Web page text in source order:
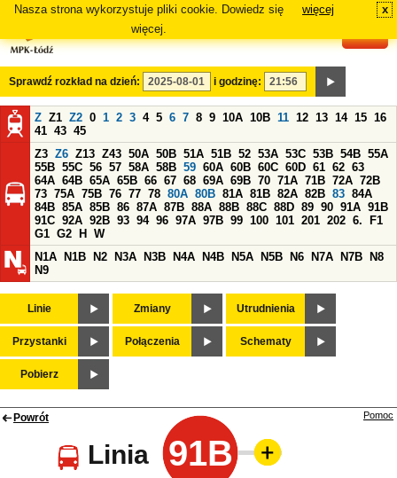
Nasza strona wykorzystuje pliki cookie. Dowiedz się
więcej.
więcej x
Sprawdź rozkład na dzień: i godzinę:
Z Z1 Z2 0 1 2 3 4 5 6 7 8 9 10A 10B 11 12 13 14 15 16
41 43 45
Z3 Z6 Z13 Z43 50A 50B 51A 51B 52 53A 53C 53B 54B 55A
55B 55C 56 57 58A 58B 59 60A 60B 60C 60D 61 62 63
64A 64B 65A 65B 66 67 68 69A 69B 70 71A 71B 72A 72B
73 75A 75B 76 77 78 80A 80B 81A 81B 82A 82B 83 84A
84B 85A 85B 86 87A 87B 88A 88B 88C 88D 89 90 91A 91B
91C 92A 92B 93 94 96 97A 97B 99 100 101 201 202 6.
F1
G1 G2 H
W
N1A
N1B N2 N3A N3B N4A N4B N5A N5B N6 N7A N7B
N8
N9
Linie Zmiany Utrudnienia
Przystanki Połączenia Schematy
Pobierz
Powrót
Linia 91B
Pomoc